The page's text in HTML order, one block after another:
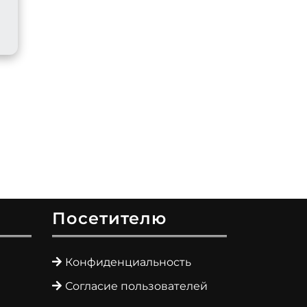
Посетителю
Конфиденциальность
Согласие пользователей